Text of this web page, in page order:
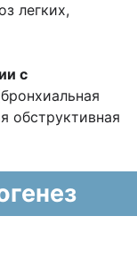
легких,
с
обструктивная